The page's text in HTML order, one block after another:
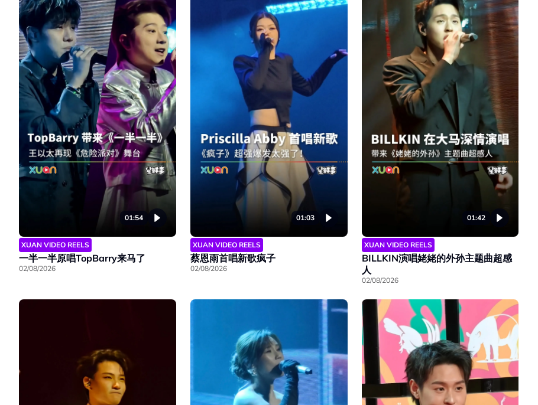
01:54
XUAN VIDEO REELS
一半一半原唱TopBarry来马了
02/08/2026
01:03
XUAN VIDEO REELS
蔡恩雨首唱新歌疯子
02/08/2026
01:42
XUAN VIDEO REELS
BILLKIN演唱姥姥的外孙主题曲超感
人
02/08/2026